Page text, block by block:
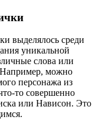
выделялось среди
уникальной
слова или
Например, можно
персонажа из
то совершенно
или Нависон. Это